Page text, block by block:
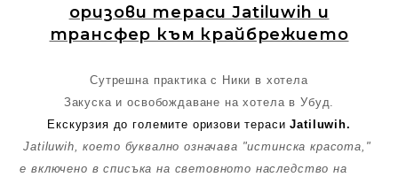
оризови тераси Jatiluwih и
трансфер към крайбрежието
Сутрешна практика с Ники в хотела
Закуска и освобождаване на хотела в Убуд.
Екскурзия до големите оризови терасиJatiluwih.
Jatiluwih, което буквално означава "истинска красота,"
е включено в списъка на световното наследство на